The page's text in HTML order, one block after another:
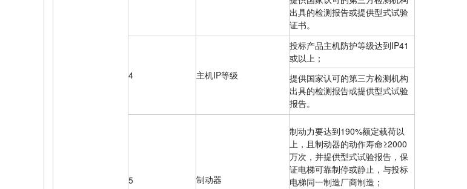
出具的检测报告或提供型式试验
证书。
4 主机IP等级
投标产品主机防护等级达到IP41
或以上；
提供国家认可的第三方检测机构
出具的检测报告或提供型式试验
报告。
5 制动器
制动力要达到190%额定载荷以
上，且制动器的动作寿命≥2000
万次，并提供型式试验报告，保
证电梯可靠制停或静止，与投标
电梯同一制造厂商制造；